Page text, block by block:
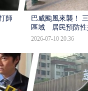
師
巴威颱風來襲！
區域 居民預防性
2026-07-10 20:36